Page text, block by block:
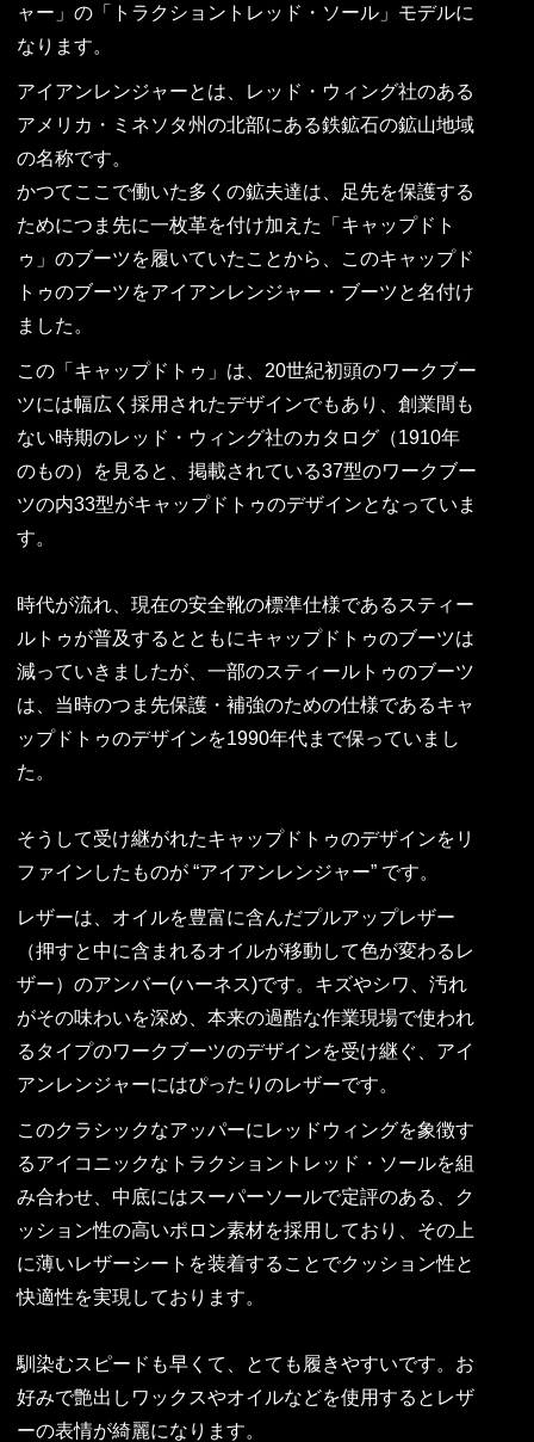
ャー」の「トラクショントレッド・ソール」モデルに
なります。
アイアンレンジャーとは、レッド・ウィング社のある
アメリカ・ミネソタ州の北部にある鉄鉱石の鉱山地域
の名称です。
かつてここで働いた多くの鉱夫達は、足先を保護する
ためにつま先に一枚革を付け加えた「キャップドト
ゥ」のブーツを履いていたことから、このキャップド
トゥのブーツをアイアンレンジャー・ブーツと名付け
ました。
この「キャップドトゥ」は、20世紀初頭のワークブー
ツには幅広く採用されたデザインでもあり、創業間も
ない時期のレッド・ウィング社のカタログ（1910年
のもの）を見ると、掲載されている37型のワークブー
ツの内33型がキャップドトゥのデザインとなっていま
す。
時代が流れ、現在の安全靴の標準仕様であるスティー
ルトゥが普及するとともにキャップドトゥのブーツは
減っていきましたが、一部のスティールトゥのブーツ
は、当時のつま先保護・補強のための仕様であるキャ
ップドトゥのデザインを1990年代まで保っていまし
た。
そうして受け継がれたキャップドトゥのデザインをリ
ファインしたものが “アイアンレンジャー” です。
レザーは、オイルを豊富に含んだプルアップレザー
（押すと中に含まれるオイルが移動して色が変わるレ
ザー）のアンバー(ハーネス)です。キズやシワ、汚れ
がその味わいを深め、本来の過酷な作業現場で使われ
るタイプのワークブーツのデザインを受け継ぐ、アイ
アンレンジャーにはぴったりのレザーです。
このクラシックなアッパーにレッドウィングを象徴す
るアイコニックなトラクショントレッド・ソールを組
み合わせ、中底にはスーパーソールで定評のある、ク
ッション性の高いポロン素材を採用しており、その上
に薄いレザーシートを装着することでクッション性と
快適性を実現しております。
馴染むスピードも早くて、とても履きやすいです。お
好みで艶出しワックスやオイルなどを使用するとレザ
ーの表情が綺麗になります。